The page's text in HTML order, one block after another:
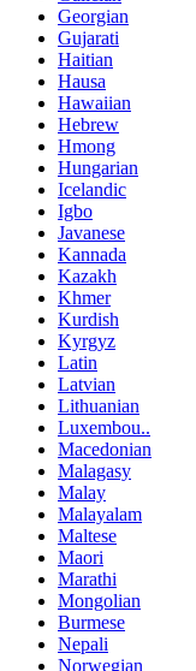
Georgian
Gujarati
Haitian
Hausa
Hawaiian
Hebrew
Hmong
Hungarian
Icelandic
Igbo
Javanese
Kannada
Kazakh
Khmer
Kurdish
Kyrgyz
Latin
Latvian
Lithuanian
Luxembou..
Macedonian
Malagasy
Malay
Malayalam
Maltese
Maori
Marathi
Mongolian
Burmese
Nepali
Norwegian